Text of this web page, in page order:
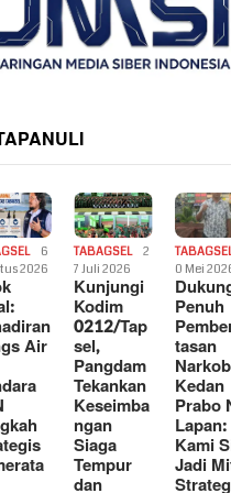
6
2026
Air
TABAGSEL
2
7 Juli 2026
Kunjungi
Kodim
0212/Tap
sel,
Pangdam
Tekankan
Keseimba
ngan
Siaga
Tempur
dan
0 Mei
Penuh
tasan
Kedan
Prabo
Lapan:
Kami
Jadi